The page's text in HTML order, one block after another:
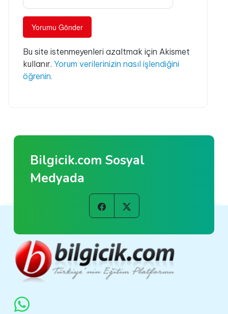
Bu site istenmeyenleri azaltmak için Akismet
kullanır. Yorum verilerinizin nasıl işlendiğini
öğrenin.
Bilgicik.com Sosyal
Medyada